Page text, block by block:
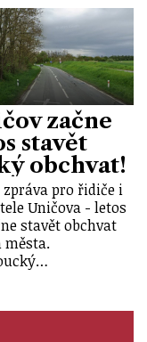
začne
stavět
obchvat!
zpráva pro řidiče i
Uničova - letos
stavět obchvat
města.